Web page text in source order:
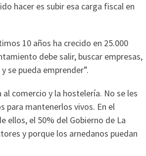
hacer es subir esa carga fiscal en
10 años ha crecido en 25.000
debe salir, buscar empresas,
se pueda emprender”.
comercio y la hostelería. No se les
para mantenerlos vivos. En el
ellos, el 50% del Gobierno de La
y porque los arnedanos puedan